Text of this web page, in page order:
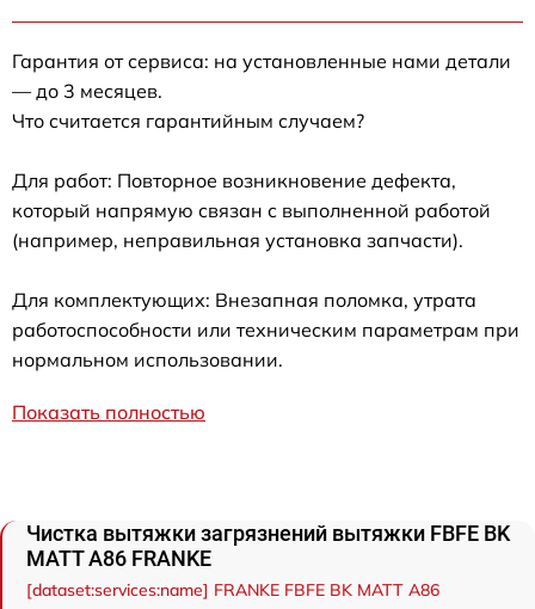
Гарантия от сервиса: на установленные нами детали
— до 3 месяцев.
Что считается гарантийным случаем?
Для работ: Повторное возникновение дефекта,
который напрямую связан с выполненной работой
(например, неправильная установка запчасти).
Для комплектующих: Внезапная поломка, утрата
работоспособности или техническим параметрам при
нормальном использовании.
Показать полностью
Чистка вытяжки загрязнений вытяжки FBFE BK
MATT A86 FRANKE
[dataset:services:name] FRANKE FBFE BK MATT A86